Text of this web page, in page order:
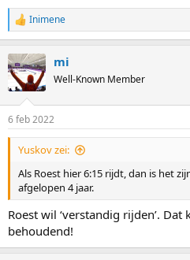
R
e
c
t
i
n
s
:
Inimene
mi
Well-Known Member
6 feb 2022
Yuskov zei:
Als Roest hier 6:15 rijdt, dan is het
afgelopen 4 jaar.
Roest wil ‘verstandig rijden’.
behoudend!